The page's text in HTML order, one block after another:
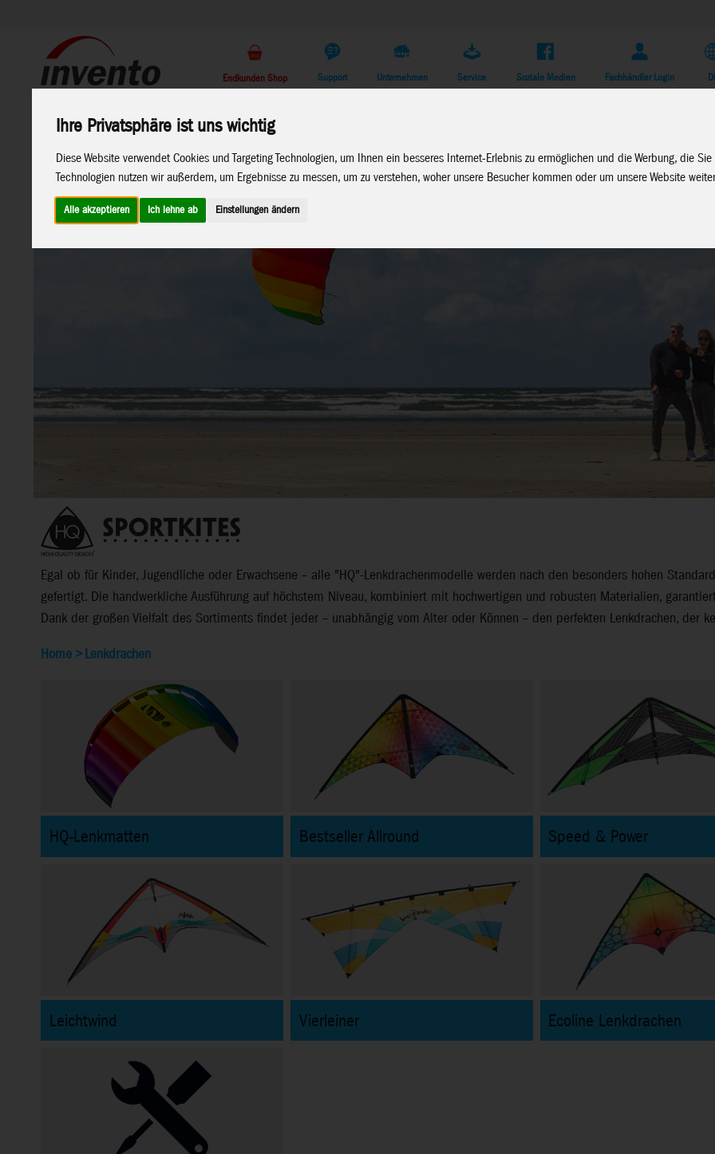
Ihre Privatsphäre ist uns wichtig
Diese Website verwendet Cookies und Targeting Technologien, um Ihnen ein besseres Internet-Erlebnis zu ermöglichen und die Werbung, die
Technologien nutzen wir außerdem, um Ergebnisse zu messen, um zu verstehen, woher unsere Besucher kommen oder um unsere Website
Alle akzeptieren Ich lehne ab Einstellungen ändern
Endkunden Shop Support Unternehmen Service Soziale Medien Fachhändler Login
Home Marken
Egal ob für Kinder, Jugendliche oder Erwachsene – alle "HQ"-Lenkdrachenmodelle werden nach den besonders hohen
gefertigt. Die handwerkliche Ausführung auf höchstem Niveau, kombiniert mit hochwertigen und robusten Materialien,
Dank der großen Vielfalt des Sortiments findet jeder – unabhängig vom Alter oder Können – den perfekten Lenkdrachen, der
Home >Lenkdrachen
HQ-Lenkmatten Bestseller Allround Speed & Power
Leichtwind Vierleiner Ecoline Lenkdrachen